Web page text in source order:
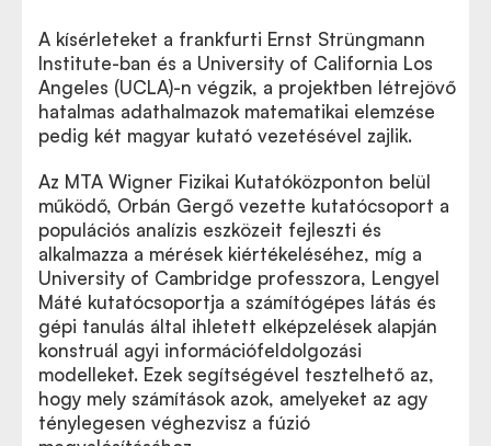
A kísérleteket a frankfurti Ernst Strüngmann
Institute-ban és a University of California Los
Angeles (UCLA)-n végzik, a projektben létrejövő
hatalmas adathalmazok matematikai elemzése
pedig két magyar kutató vezetésével zajlik.
Az MTA Wigner Fizikai Kutatóközponton belül
működő, Orbán Gergő vezette kutatócsoport a
populációs analízis eszközeit fejleszti és
alkalmazza a mérések kiértékeléséhez, míg a
University of Cambridge professzora, Lengyel
Máté kutatócsoportja a számítógépes látás és
gépi tanulás által ihletett elképzelések alapján
konstruál agyi információfeldolgozási
modelleket. Ezek segítségével tesztelhető az,
hogy mely számítások azok, amelyeket az agy
ténylegesen véghezvisz a fúzió